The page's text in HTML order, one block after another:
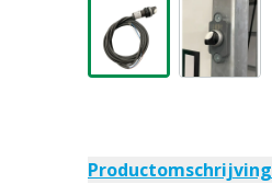
Productomschrijving